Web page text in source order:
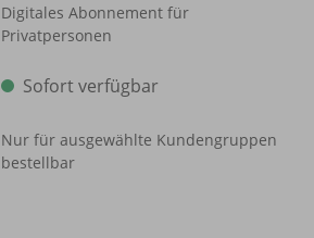
Digitales Abonnement für
Privatpersonen
Sofort verfügbar
Nur für ausgewählte Kundengruppen
bestellbar